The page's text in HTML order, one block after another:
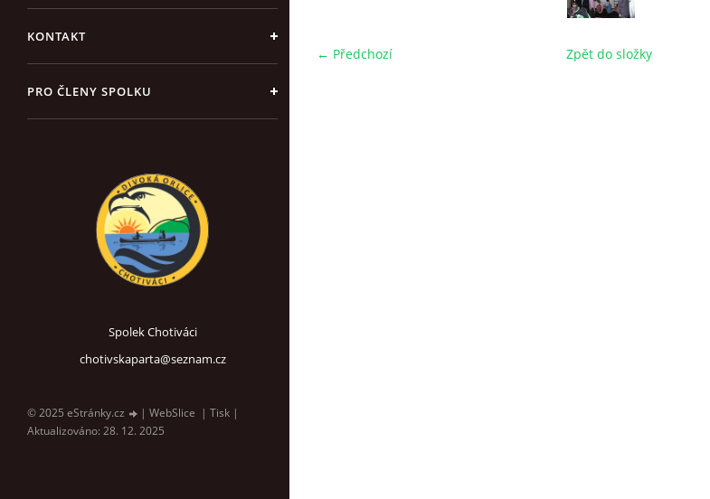
KONTAKT
PRO ČLENY SPOLKU
Spolek Chotiváci
chotivskaparta@seznam.cz
© 2025 eStránky.cz | WebSlice | Tisk |
Aktualizováno: 28. 12. 2025
← Předchozí Zpět do složky